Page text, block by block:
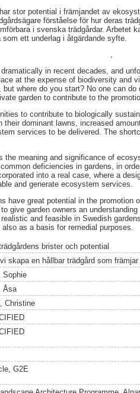
stor potential i främjandet av
förståelse för hur deras
i svenska trädgårdar. Arbetet
ett underlag i åtgärdande syfte.
,
in recent decades, and
at the expense of biodiversity and
where do you start? No one can
garden to contribute to the
to contribute to biologically
their dominant lawns, increased
services to be delivered. The
the meaning and significance of
deficiencies in gardens, in
into a real case, where a
and generate ecosystem services.
have great potential in the
give garden owners an
and feasible in Swedish
as a basis for remedial purposes.
brister och potential
skapa en hållbar trädgård som
Sophie
Åsa
Christine
G2E